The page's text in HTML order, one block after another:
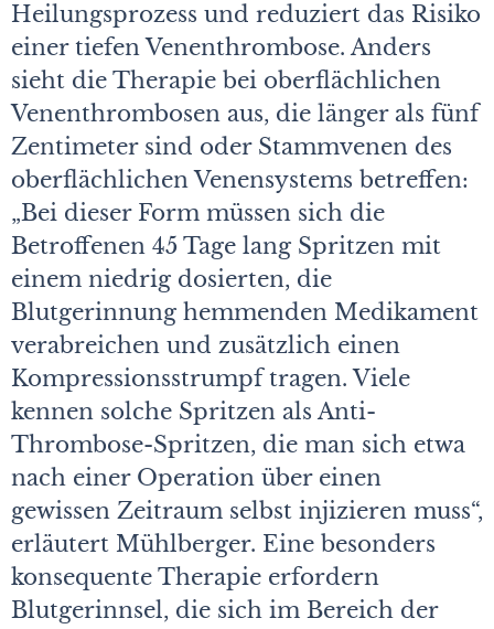
Heilungsprozess und reduziert das Risiko
einer tiefen Venenthrombose. Anders
sieht die Therapie bei oberflächlichen
Venenthrombosen aus, die länger als fünf
Zentimeter sind oder Stammvenen des
oberflächlichen Venensystems betreffen:
„Bei dieser Form müssen sich die
Betroffenen 45 Tage lang Spritzen mit
einem niedrig dosierten, die
Blutgerinnung hemmenden Medikament
verabreichen und zusätzlich einen
Kompressionsstrumpf tragen. Viele
kennen solche Spritzen als Anti-
Thrombose-Spritzen, die man sich etwa
nach einer Operation über einen
gewissen Zeitraum selbst injizieren muss“,
erläutert Mühlberger. Eine besonders
konsequente Therapie erfordern
Blutgerinnsel, die sich im Bereich der